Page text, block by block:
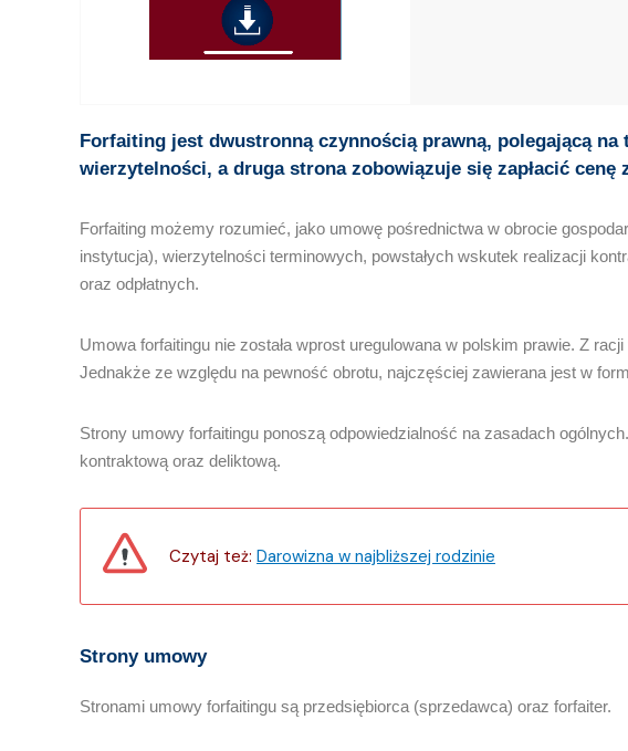
Forfaiting jest dwustronną czynnością prawną, polegającą
wierzytelności, a druga strona zobowiązuje się zapłacić
Forfaiting możemy rozumieć, jako umowę pośrednictwa w obrocie
instytucja), wierzytelności terminowych, powstałych wskutek realizacji
oraz odpłatnych.
Umowa forfaitingu nie została wprost uregulowana w polskim prawie. Z
Jednakże ze względu na pewność obrotu, najczęściej zawierana jest w
Strony umowy forfaitingu ponoszą odpowiedzialność na zasadach
kontraktową oraz deliktową.
Czytaj też: Darowizna w najbliższej rodzinie
Strony umowy
Stronami umowy forfaitingu są przedsiębiorca (sprzedawca) oraz forfaiter.